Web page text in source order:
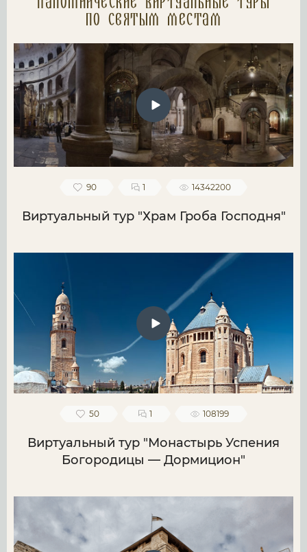
по святым местам
90 1 14342200
Виртуальный тур "Храм Гроба Господня"
50 1 108199
Виртуальный тур "Монастырь Успения
Богородицы — Дормицион"